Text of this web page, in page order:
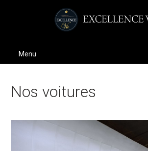
Menu
Nos voitures